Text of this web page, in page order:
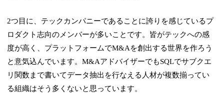
2つ目に、テックカンパニーであることに誇りを感じているプ
ロダクト志向のメンバーが多いことです。皆がテックへの感
度が高く、プラットフォームでM&Aを創出する世界を作ろう
と意気込んでいます。M&AアドバイザーでもSQLでサブクエ
リ関数まで書いてデータ抽出を行なえる人材が複数揃ってい
る組織はそう多くないと思っています。